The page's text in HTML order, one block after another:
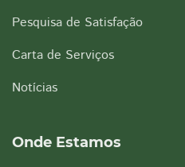
Pesquisa de Satisfação
Carta de Serviços
Notícias
Onde Estamos